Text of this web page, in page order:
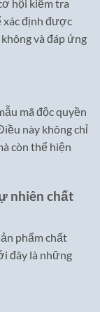
hội kiểm tra
xác định được
và đáp ứng
mã độc quyền
này không chỉ
còn thể hiện
nhiên chất
phẩm chất
đây là những